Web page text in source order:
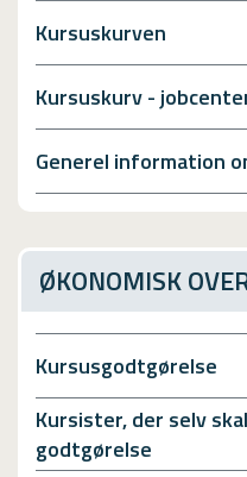
Kursuskurven
Kursuskurv -
Generel information
ØKONOMISK
Kursusgodtgørelse
Kursister, der selv
godtgørelse